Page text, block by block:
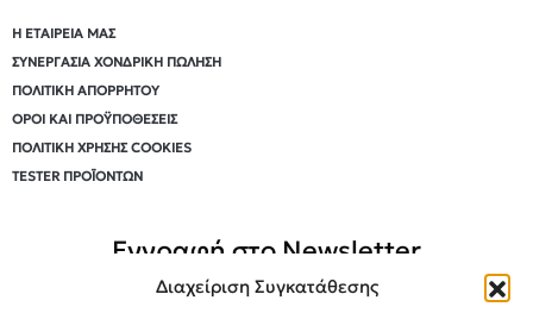
Διαχείριση Συγκατάθεσης
Η ΕΤΑΙΡΕΊΑ ΜΑΣ
ΣΥΝΕΡΓΑΣΊΑ ΧΟΝΔΡΙΚΉ ΠΏΛΗΣΗ
ΠΟΛΙΤΙΚΉ ΑΠΟΡΡΉΤΟΥ
ΌΡΟΙ ΚΑΙ ΠΡΟΫΠΟΘΈΣΕΙΣ
ΠΟΛΙΤΙΚΉ ΧΡΉΣΗΣ COOKIES
TESTER ΠΡΟΪΌΝΤΩΝ
Εγγραφή στο Newsletter